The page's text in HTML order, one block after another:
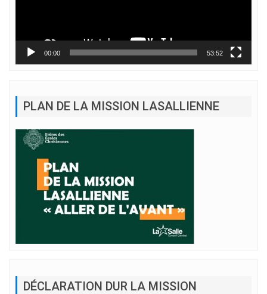
00:00 53:52
PLAN DE LA MISSION LASALLIENNE
DÉCLARATION DUR LA MISSION